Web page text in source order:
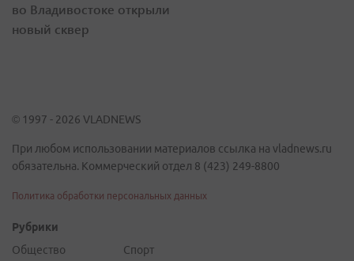
во Владивостоке открыли
новый сквер
© 1997 - 2026 VLADNEWS
При любом использовании материалов ссылка на vladnews.ru
обязательна. Коммерческий отдел 8 (423) 249-8800
Политика обработки персональных данных
Рубрики
Общество
Спорт